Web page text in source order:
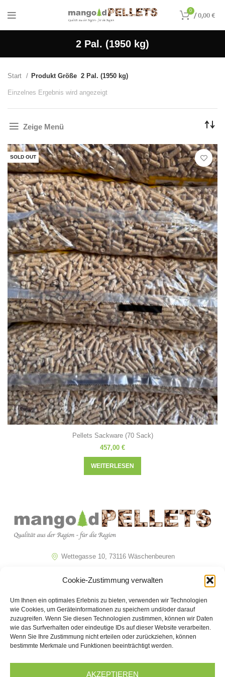
Cookie-Zustimmung verwalten
Um Ihnen ein optimales Erlebnis zu bieten, verwenden wir Technologien
wie Cookies, um Geräteinformationen zu speichern und/oder darauf
zuzugreifen. Wenn Sie diesen Technologien zustimmen, können wir Daten
wie das Surfverhalten oder eindeutige IDs auf dieser Website verarbeiten.
Wenn Sie Ihre Zustimmung nicht erteilen oder zurückziehen, können
bestimmte Merkmale und Funktionen beeinträchtigt werden.
AKZEPTIEREN
0 /0,00€
2 Pal. (1950 kg)
Start Produkt Größe 2 Pal. (1950 kg)
Einzelnes Ergebnis wird angezeigt
Zeige Menü
SOLD OUT
Pellets Sackware (70 Sack)
457,00 €
WEITERLESEN
Wettegasse 10, 73116 Wäschenbeuren
info@mangold-pellets.de
Navigation
Home
Informationen
Impressum